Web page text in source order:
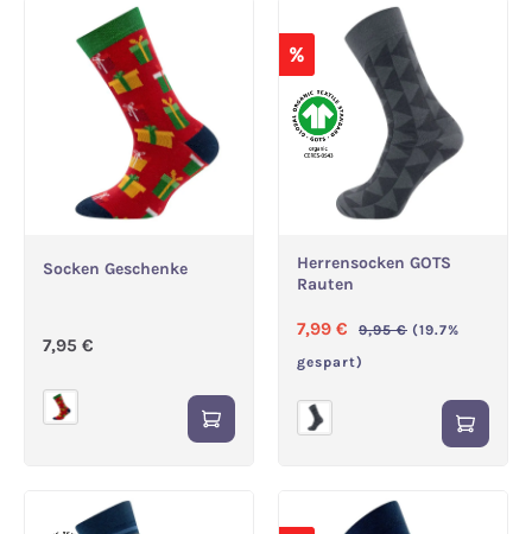
Socken Geschenke
Regulärer Preis:
7,95 €
%
Herrensocken GOTS
Rauten
Verkaufspreis:
7,99 € Regulärer Preis:
9,95 € (19.7%
gespart)